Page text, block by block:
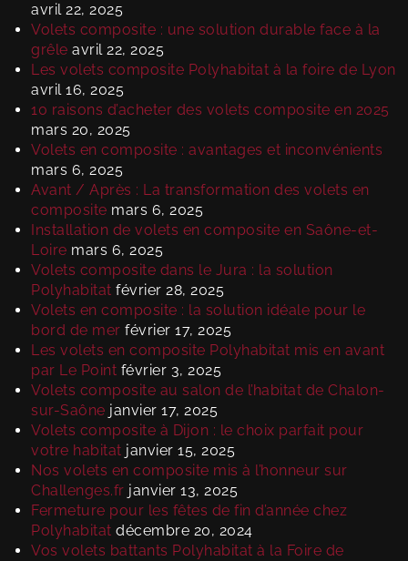
avril 22, 2025
Volets composite : une solution durable face à la
grêle avril 22, 2025
Les volets composite Polyhabitat à la foire de Lyon
avril 16, 2025
10 raisons d’acheter des volets composite en 2025
mars 20, 2025
Volets en composite : avantages et inconvénients
mars 6, 2025
Avant / Après : La transformation des volets en
composite mars 6, 2025
Installation de volets en composite en Saône-et-
Loire mars 6, 2025
Volets composite dans le Jura : la solution
Polyhabitat février 28, 2025
Volets en composite : la solution idéale pour le
bord de mer février 17, 2025
Les volets en composite Polyhabitat mis en avant
par Le Point février 3, 2025
Volets composite au salon de l’habitat de Chalon-
sur-Saône janvier 17, 2025
Volets composite à Dijon : le choix parfait pour
votre habitat janvier 15, 2025
Nos volets en composite mis à l’honneur sur
Challenges.fr janvier 13, 2025
Fermeture pour les fêtes de fin d’année chez
Polyhabitat décembre 20, 2024
Vos volets battants Polyhabitat à la Foire de